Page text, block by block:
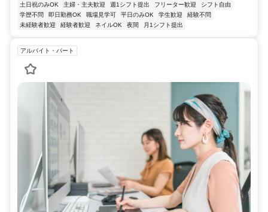
土日祝のみOK
主婦・主夫歓迎 週1シフト提出 フリーター歓迎
シフト自由
学歴不問
即日勤務OK 職場見学可 平日のみOK 学生歓迎
経験不問
未経験者歓迎
経験者歓迎 ネイルOK 夜間 月1シフト提出
アルバイト・パート